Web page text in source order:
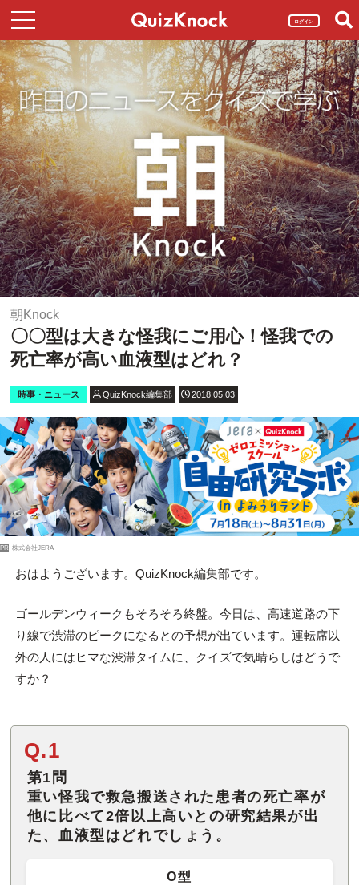
ログイン
朝Knock
〇〇型は大きな怪我にご用心！怪我での
死亡率が高い血液型はどれ？
時事・ニュース QuizKnock編集部 2018.05.03
PR 株式会社JERA
おはようございます。QuizKnock編集部です。
ゴールデンウィークもそろそろ終盤。今日は、高速道路の下
り線で渋滞のピークになるとの予想が出ています。運転席以
外の人にはヒマな渋滞タイムに、クイズで気晴らしはどうで
すか？
Q.1
第1問
重い怪我で救急搬送された患者の死亡率が
他に比べて2倍以上高いとの研究結果が出
た、血液型はどれでしょう。
O型